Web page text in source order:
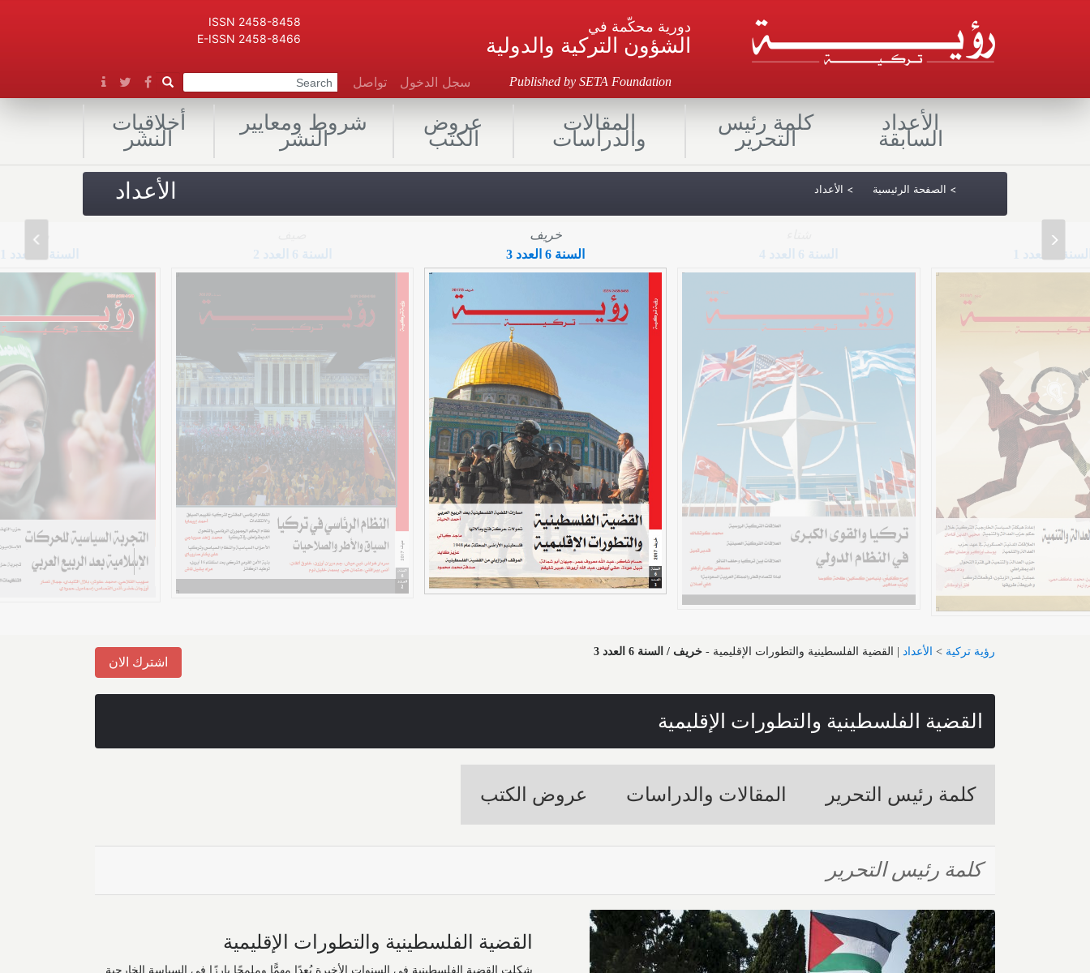
دورية محكّمة في
الشؤون التركية والدولية
ISSN 2458-8458
E-ISSN 2458-8466
Published by SETA Foundation سجل الدخول تواصل
الأعداد
السابقة
كلمة رئيس
التحرير
المقالات
والدراسات
عروض
الكتب
شروط ومعايير
النشر
أخلاقيات
النشر
الأعداد > الصفحة الرئيسية > الأعداد
ربيع
7 العدد 1
السنة 6 العدد 4
خريف
السنة 6 العدد 3
السنة 6 العدد 2
ربيع
السنة 6 العدد 1
اشترك الان
رؤية تركية > الأعداد القضية الفلسطينية والتطورات الإقليمية - خريف / السنة 6 العدد 3
القضية الفلسطينية والتطورات الإقليمية
كلمة رئيس التحرير المقالات والدراسات عروض الكتب
كلمة رئيس التحرير
القضية الفلسطينية والتطورات الإقليمية
شكلت القضية الفلسطينية في السنوات الأخيرة بُعدًا مهمًّا وملمحًا بارزًا في السياسة الخارجية